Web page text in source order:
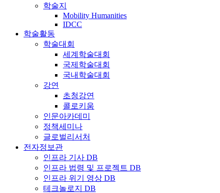
학술지
Mobility Humanities
IDCC
학술활동
학술대회
세계학술대회
국제학술대회
국내학술대회
강연
초청강연
콜로키움
인문아카데미
정책세미나
글로벌리서처
전자정보관
인프라 기사 DB
인프라 법령 및 프로젝트 DB
인프라 위기 영상 DB
테크놀로지 DB